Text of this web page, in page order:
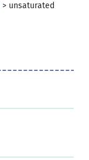
> unsaturated